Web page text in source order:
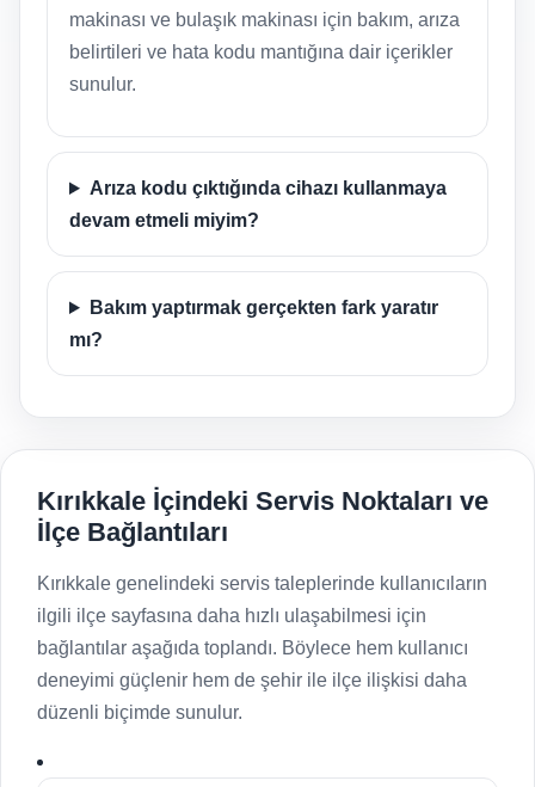
makinası ve bulaşık makinası için bakım, arıza
belirtileri ve hata kodu mantığına dair içerikler
sunulur.
Arıza kodu çıktığında cihazı kullanmaya
devam etmeli miyim?
Bakım yaptırmak gerçekten fark yaratır
mı?
Kırıkkale İçindeki Servis Noktaları ve
İlçe Bağlantıları
Kırıkkale genelindeki servis taleplerinde kullanıcıların
ilgili ilçe sayfasına daha hızlı ulaşabilmesi için
bağlantılar aşağıda toplandı. Böylece hem kullanıcı
deneyimi güçlenir hem de şehir ile ilçe ilişkisi daha
düzenli biçimde sunulur.